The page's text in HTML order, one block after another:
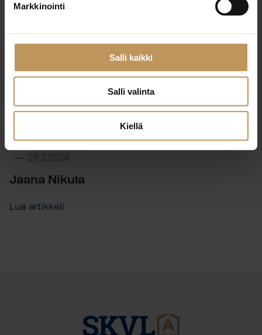
Markkinointi
Salli kaikki
Salli valinta
Kiellä
29.2.2024
Jaana Nikula
Lue artikkeli